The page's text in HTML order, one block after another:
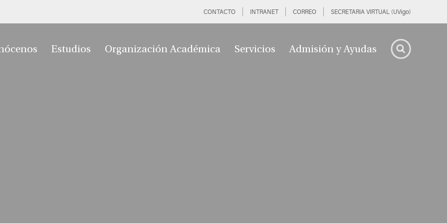
CONTACTO INTRANET CORREO SECRETARIA VIRTUAL (UVigo)
Estudios Organización Académica Servicios Admisión y Ayudas